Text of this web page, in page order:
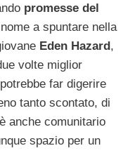
promesse del
nome a spuntare nella
Eden Hazard,
volte miglior
far digerire
tanto scontato, di
anche comunitario
spazio per un